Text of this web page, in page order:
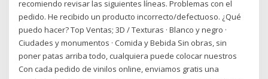
recomiendo revisar las siguientes líneas. Problemas con el
pedido. He recibido un producto incorrecto/defectuoso. ¿Qué
puedo hacer? Top Ventas; 3D / Texturas · Blanco y negro ·
Ciudades y monumentos · Comida y Bebida Sin obras, sin
poner patas arriba todo, cualquiera puede colocar nuestros
Con cada pedido de vinilos online, enviamos gratis una